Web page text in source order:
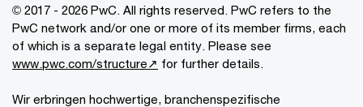
© 2017 - 2026 PwC. All rights reserved. PwC refers to the
PwC network and/or one or more of its member firms, each
of which is a separate legal entity. Please see
www.pwc.com/structure↗ for further details.
Wir erbringen hochwertige, branchenspezifische